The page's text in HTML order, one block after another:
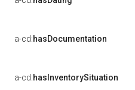
a-cd:hasDocumentation
a-cd:hasInventorySituation